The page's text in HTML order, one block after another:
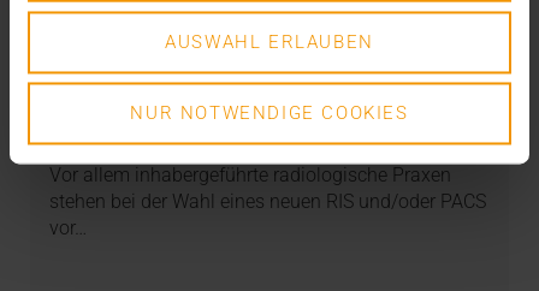
AUSWAHL ERLAUBEN
NUR NOTWENDIGE COOKIES
RIS & PACS aus einer Hand
Vor allem inhabergeführte radiologische Praxen
stehen bei der Wahl eines neuen RIS und/oder PACS
vor…